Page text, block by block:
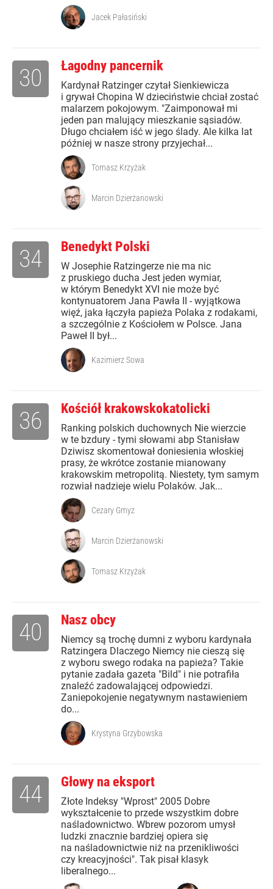
Jacek Pałasiński
Łagodny pancernik
Kardynał Ratzinger czytał Sienkiewicza
i grywał Chopina W dzieciństwie chciał zostać
malarzem pokojowym. "Zaimponował mi
jeden pan malujący mieszkanie sąsiadów.
Długo chciałem iść w jego ślady. Ale kilka lat
później w nasze strony przyjechał...
30
Tomasz Krzyżak
Marcin Dzierżanowski
Benedykt Polski
W Josephie Ratzingerze nie ma nic
z pruskiego ducha Jest jeden wymiar,
w którym Benedykt XVI nie może być
kontynuatorem Jana Pawła II - wyjątkowa
więź, jaka łączyła papieża Polaka z rodakami,
a szczególnie z Kościołem w Polsce. Jana
Paweł II był...
34
Kazimierz Sowa
Kościół krakowskokatolicki
Ranking polskich duchownych Nie wierzcie
w te bzdury - tymi słowami abp Stanisław
Dziwisz skomentował doniesienia włoskiej
prasy, że wkrótce zostanie mianowany
krakowskim metropolitą. Niestety, tym samym
rozwiał nadzieje wielu Polaków. Jak...
36
Cezary Gmyz
Marcin Dzierżanowski
Tomasz Krzyżak
Nasz obcy
Niemcy są trochę dumni z wyboru kardynała
Ratzingera Dlaczego Niemcy nie cieszą się
z wyboru swego rodaka na papieża? Takie
pytanie zadała gazeta "Bild" i nie potrafiła
znaleźć zadowalającej odpowiedzi.
Zaniepokojenie negatywnym nastawieniem
do...
40
Krystyna Grzybowska
Głowy na eksport
Złote Indeksy "Wprost" 2005 Dobre
wykształcenie to przede wszystkim dobre
naśladownictwo. Wbrew pozorom umysł
ludzki znacznie bardziej opiera się
na naśladownictwie niż na przenikliwości
czy kreacyjności". Tak pisał klasyk
liberalnego...
44